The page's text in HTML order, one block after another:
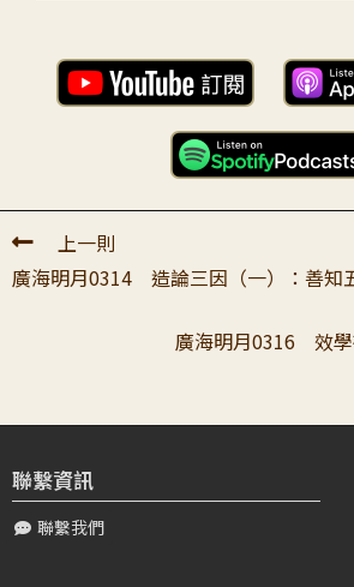
感恩老師為我們開釋「本尊開許」與「走
首先要見到本尊天顏都得經過戒定慧的
所見到的到底是什麼，都要去問師長...
上一則
廣海明月0314 造論三因（一）：善知
廣海明月0316 效學
聯繫資訊
聯繫我們